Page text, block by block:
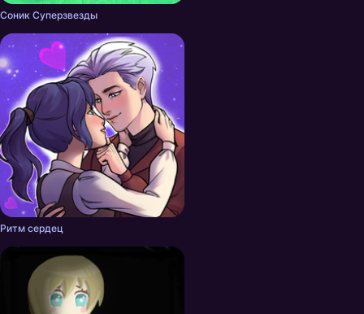
Соник Суперзвезды
Ритм сердец